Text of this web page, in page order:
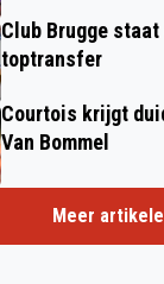
Club Brugge
toptransfer
Courtois krijgt
Van Bommel
Meer